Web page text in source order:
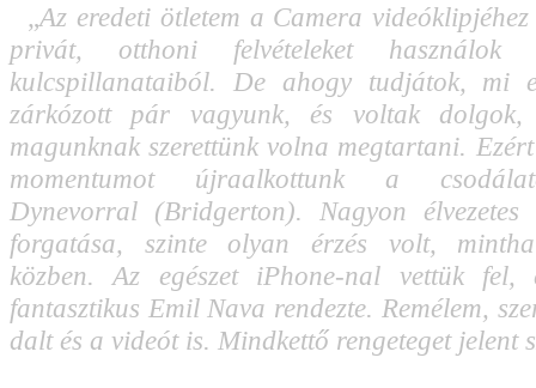
„Az eredeti ötletem a Camera
privát, otthoni felvételeket használok
kulcspillanataiból. De ahogy tudjátok, mi
zárkózott pár vagyunk, és voltak dolgok,
magunknak szerettünk volna megtartani.
momentumot újraalkottunk a
Dynevorral (Bridgerton). Nagyon
forgatása, szinte olyan érzés volt,
közben. Az egészet iPhone-nal vettük fel,
fantasztikus Emil Nava rendezte. Remélem,
dalt és a videót is. Mindkettő rengeteget jelent